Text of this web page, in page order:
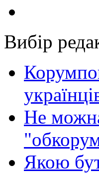
Вибір
Не
Якою